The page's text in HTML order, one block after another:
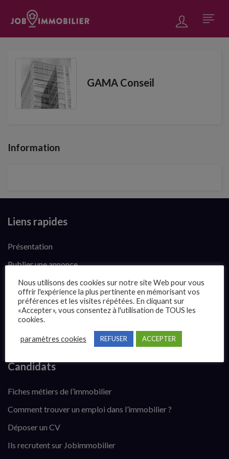
GAMA Conseil
Information
Liens rapides
Présentation
Publier une annonce
Offres d’emploi
Questions fréquentes
Blog
Contact
Candidats
Fiches métiers de l’immobilier
Comment trouver un emploi dans l’immobilier ?
Déposer un CV
Ils recrutent sur Jobimmobilier
Nous utilisons des cookies sur notre site Web pour vous
offrir l'expérience la plus pertinente en mémorisant vos
préférences et les visites répétées. En cliquant sur
«Accepter», vous consentez à l'utilisation de TOUS les
cookies.
paramètres cookies REFUSER ACCEPTER